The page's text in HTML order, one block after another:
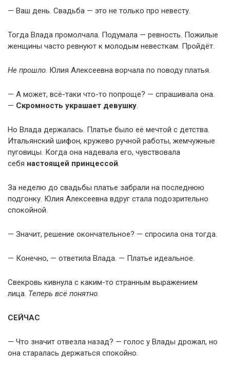
— Ваш день. Свадьба — это не только про невесту.
Тогда Влада промолчала. Подумала — ревность. Пожилые
женщины часто ревнуют к молодым невесткам. Пройдёт.
Не прошло. Юлия Алексеевна ворчала по поводу платья.
— А может, всё-таки что-то попроще? — спрашивала она.
— Скромность украшает девушку.
Но Влада держалась. Платье было её мечтой с детства.
Итальянский шифон, кружево ручной работы, жемчужные
пуговицы. Когда она надевала его, чувствовала
себя настоящей принцессой.
За неделю до свадьбы платье забрали на последнюю
подгонку. Юлия Алексеевна вдруг стала подозрительно
спокойной.
— Значит, решение окончательное? — спросила она тогда.
— Конечно, — ответила Влада. — Платье идеальное.
Свекровь кивнула с каким-то странным выражением
лица. Теперь всё понятно.
СЕЙЧАС
— Что значит отвезла назад? — голос у Влады дрожал, но
она старалась держаться спокойно.